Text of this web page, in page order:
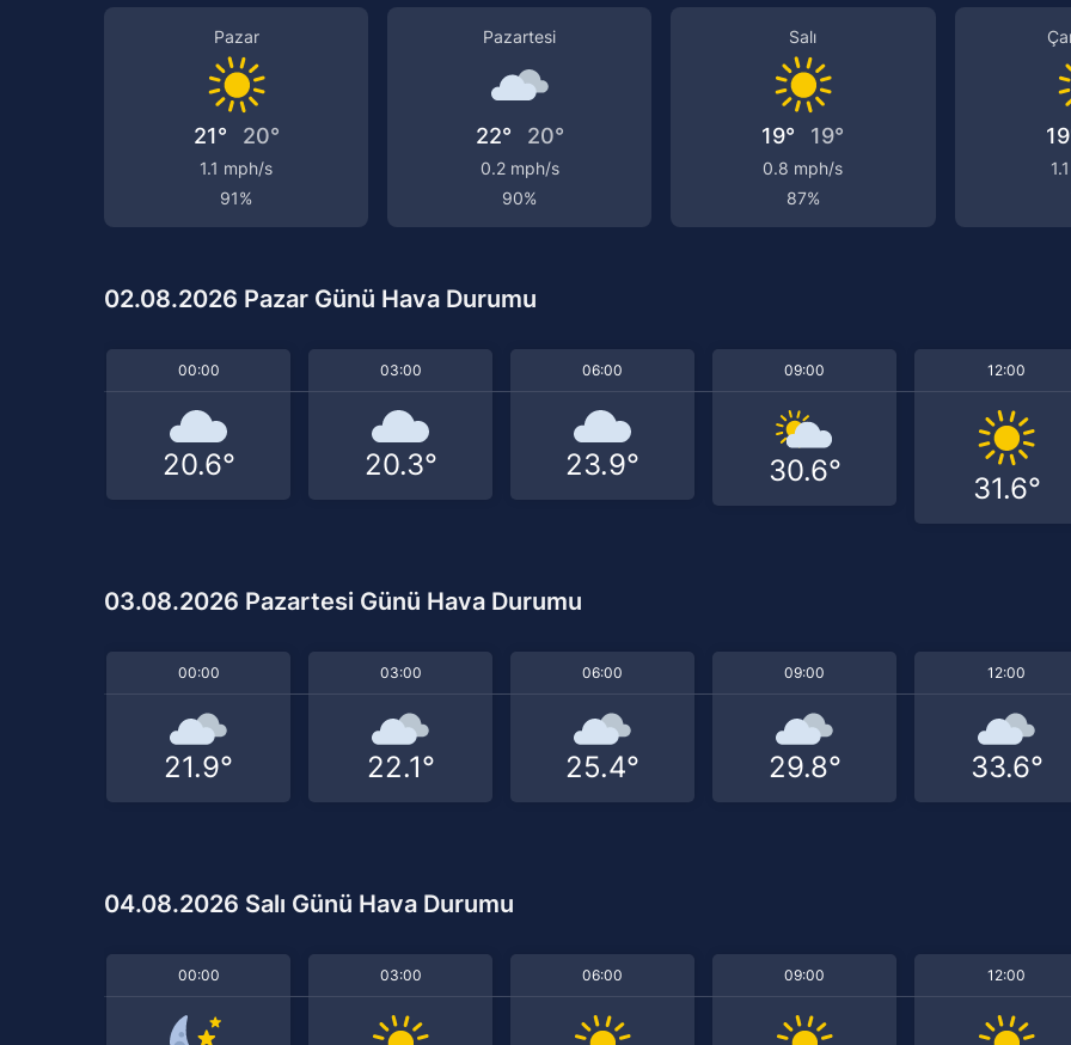
Pazar
21° 20°
1.1 mph/s
91%
Pazartesi
22° 20°
0.2 mph/s
90%
Salı
19° 19°
0.8 mph/s
87%
02.08.2026 Pazar Günü Hava Durumu
00:00
20.6°
03:00
20.3°
06:00
23.9°
09:00
30.6°
12:00
31.6°
03.08.2026 Pazartesi Günü Hava Durumu
00:00
21.9°
03:00
22.1°
06:00
25.4°
09:00
29.8°
12:00
33.6°
04.08.2026 Salı Günü Hava Durumu
00:00 03:00 06:00 09:00 12:00